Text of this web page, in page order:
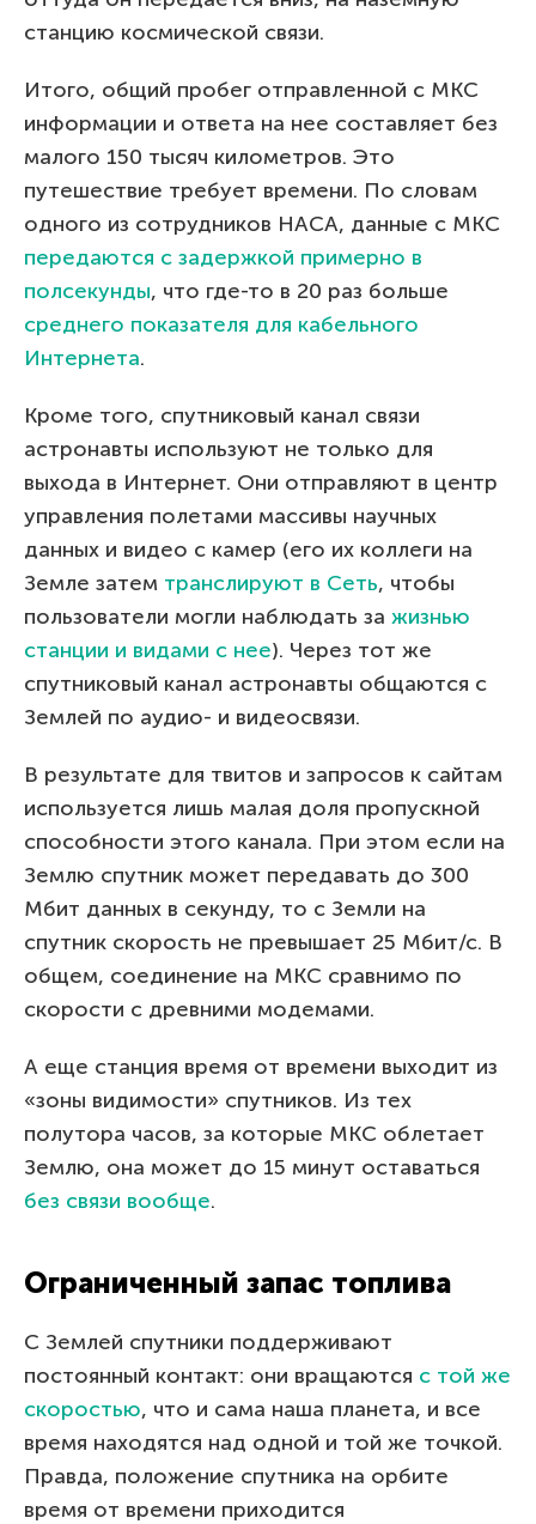
станцию космической связи.
Итого, общий пробег отправленной с МКС
информации и ответа на нее составляет без
малого 150 тысяч километров. Это
путешествие требует времени. По словам
одного из сотрудников НАСА, данные с МКС
передаются с задержкой примерно в
полсекунды, что где-то в 20 раз больше
среднего показателя для кабельного
Интернета.
Кроме того, спутниковый канал связи
астронавты используют не только для
выхода в Интернет. Они отправляют в центр
управления полетами массивы научных
данных и видео с камер (его их коллеги на
Земле затем транслируют в Сеть, чтобы
пользователи могли наблюдать за жизнью
станции и видами с нее). Через тот же
спутниковый канал астронавты общаются с
Землей по аудио- и видеосвязи.
В результате для твитов и запросов к сайтам
используется лишь малая доля пропускной
способности этого канала. При этом если на
Землю спутник может передавать до 300
Мбит данных в секунду, то с Земли на
спутник скорость не превышает 25 Мбит/с. В
общем, соединение на МКС сравнимо по
скорости с древними модемами.
А еще станция время от времени выходит из
«зоны видимости» спутников. Из тех
полутора часов, за которые МКС облетает
Землю, она может до 15 минут оставаться
без связи вообще.
Ограниченный запас топлива
С Землей спутники поддерживают
постоянный контакт: они вращаются с той же
скоростью, что и сама наша планета, и все
время находятся над одной и той же точкой.
Правда, положение спутника на орбите
время от времени приходится